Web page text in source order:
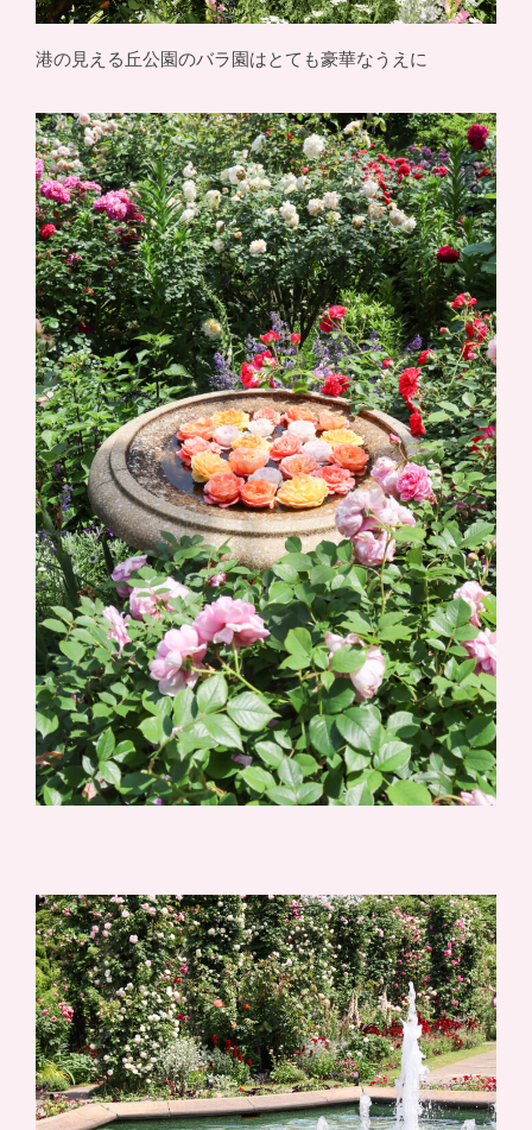
港の見える丘公園のバラ園はとても豪華なうえに